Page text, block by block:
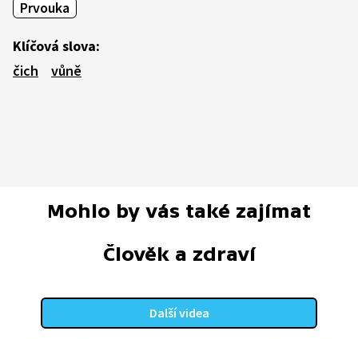
Prvouka
Klíčová slova:
čich
vůně
Mohlo by vás také zajímat
Člověk a zdraví
Další videa